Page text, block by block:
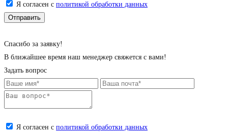
Я согласен с политикой обработки данных
Cпасибо за заявку!
В ближайшее время наш менеджер свяжется с вами!
Задать вопрос
Я согласен с политикой обработки данных